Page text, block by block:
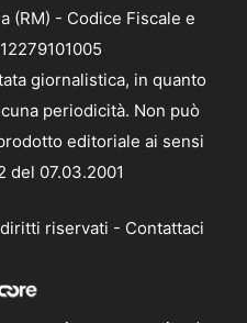
(RM) - Codice Fiscale e
giornalistica, in quanto
periodicità. Non può
editoriale ai sensi
del 07.03.2001
riservati - Contattaci